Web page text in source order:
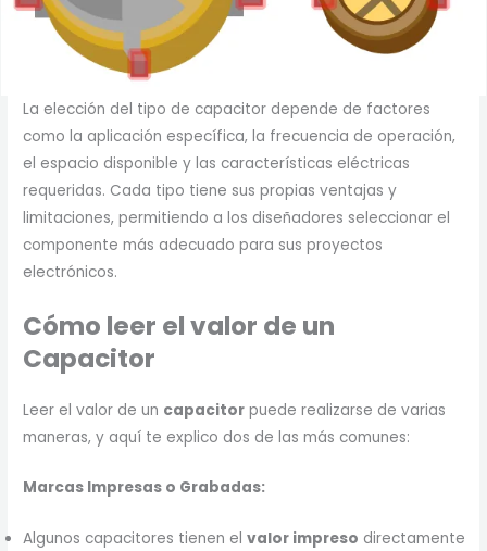
La elección del tipo de capacitor depende de factores
como la aplicación específica, la frecuencia de operación,
el espacio disponible y las características eléctricas
requeridas. Cada tipo tiene sus propias ventajas y
limitaciones, permitiendo a los diseñadores seleccionar el
componente más adecuado para sus proyectos
electrónicos.
Cómo leer el valor de un
Capacitor
Leer el valor de un capacitor puede realizarse de varias
maneras, y aquí te explico dos de las más comunes:
Marcas Impresas o Grabadas:
Algunos capacitores tienen elvalor impreso directamente